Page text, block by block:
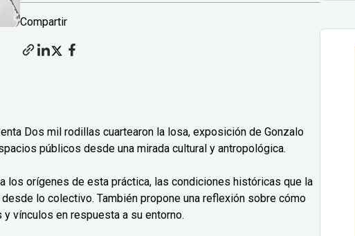
Compartir
Dos mil rodillas cuartearon la losa, exposición de Gonzalo
públicos desde una mirada cultural y antropológica.
los orígenes de esta práctica, las condiciones históricas que la
lo colectivo. También propone una reflexión sobre cómo
vínculos en respuesta a su entorno.